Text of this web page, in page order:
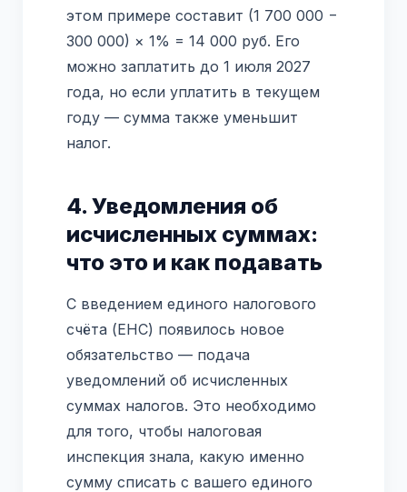
этом примере составит (1 700 000 −
300 000) × 1% = 14 000 руб. Его
можно заплатить до 1 июля 2027
года, но если уплатить в текущем
году — сумма также уменьшит
налог.
4. Уведомления об
исчисленных суммах:
что это и как подавать
С введением единого налогового
счёта (ЕНС) появилось новое
обязательство — подача
уведомлений об исчисленных
суммах налогов. Это необходимо
для того, чтобы налоговая
инспекция знала, какую именно
сумму списать с вашего единого